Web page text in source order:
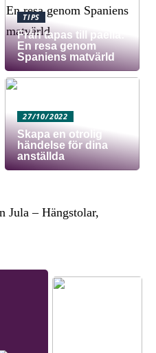
TIPS
Från tapas till paella:
En resa genom
Spaniens matvärld
27/10/2022
Skapa en otrolig
händelse för dina
anställda
Jula – Hängstolar,